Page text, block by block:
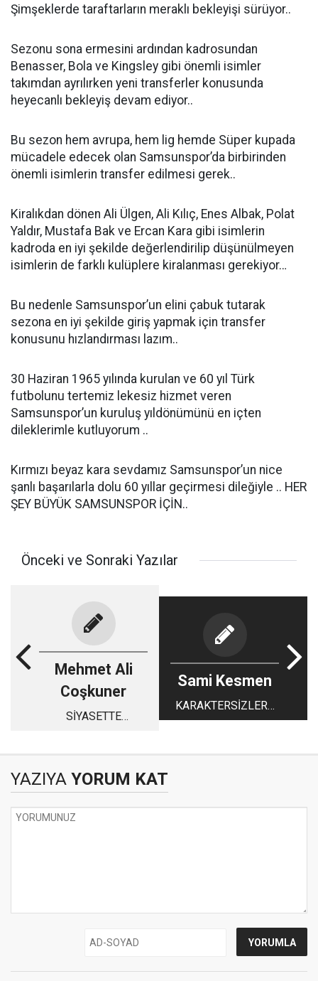
Şimşeklerde taraftarların meraklı bekleyişi sürüyor..
Sezonu sona ermesini ardından kadrosundan
Benasser, Bola ve Kingsley gibi önemli isimler
takımdan ayrılırken yeni transferler konusunda
heyecanlı bekleyiş devam ediyor..
Bu sezon hem avrupa, hem lig hemde Süper kupada
mücadele edecek olan Samsunspor’da birbirinden
önemli isimlerin transfer edilmesi gerek..
Kiralıkdan dönen Ali Ülgen, Ali Kılıç, Enes Albak, Polat
Yaldır, Mustafa Bak ve Ercan Kara gibi isimlerin
kadroda en iyi şekilde değerlendirilip düşünülmeyen
isimlerin de farklı kulüplere kiralanması gerekiyor…
Bu nedenle Samsunspor’un elini çabuk tutarak
sezona en iyi şekilde giriş yapmak için transfer
konusunu hızlandırması lazım..
30 Haziran 1965 yılında kurulan ve 60 yıl Türk
futbolunu tertemiz lekesiz hizmet veren
Samsunspor’un kuruluş yıldönümünü en içten
dileklerimle kutluyorum ..
Kırmızı beyaz kara sevdamız Samsunspor’un nice
şanlı başarılarla dolu 60 yıllar geçirmesi dileğiyle .. HER
ŞEY BÜYÜK SAMSUNSPOR İÇİN..
Önceki ve Sonraki Yazılar
Mehmet Ali
Coşkuner
SİYASETTE
Sami Kesmen
KARAKTERSİZLERE
KANMAYIN
YAZIYA YORUM KAT